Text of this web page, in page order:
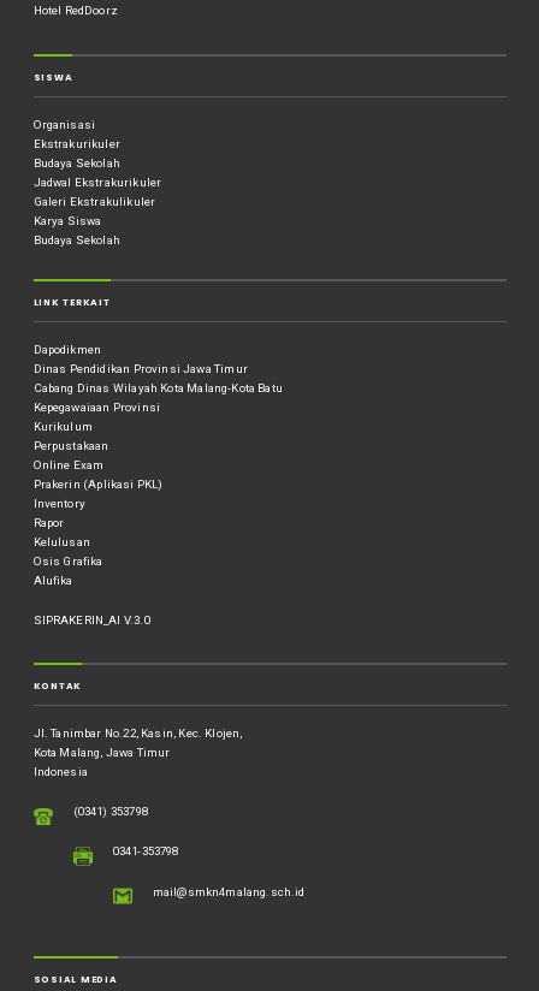
Hotel RedDoorz
SISWA
Organisasi
Ekstrakurikuler
Budaya Sekolah
Jadwal Ekstrakurikuler
Galeri Ekstrakulikuler
Karya Siswa
Budaya Sekolah
LINK TERKAIT
Dapodikmen
Dinas Pendidikan Provinsi Jawa Timur
Cabang Dinas Wilayah Kota Malang-Kota Batu
Kepegawaiaan Provinsi
Kurikulum
Perpustakaan
Online Exam
Prakerin (Aplikasi PKL)
Inventory
Rapor
Kelulusan
Osis Grafika
Alufika
SIPRAKERIN_AI V.3.0
KONTAK
Jl. Tanimbar No.22, Kasin, Kec. Klojen,
Kota Malang, Jawa Timur
Indonesia
(0341) 353798
0341-353798
mail@smkn4malang.sch.id
SOSIAL MEDIA